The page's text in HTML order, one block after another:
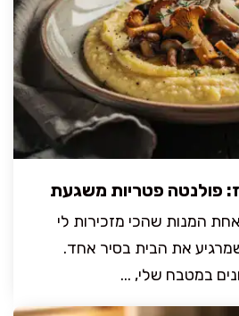
פולנטה פטריות משגעת
המנות שהכי מזכירות לי
את הבית בסיר אחד.
במטבח שלי, ...